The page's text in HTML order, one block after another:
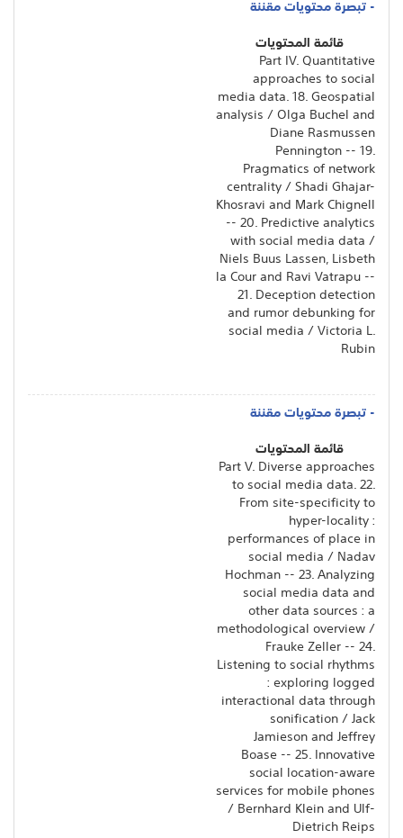
- تبصرة محتويات مقننة
قائمة المحتويات
Part IV. Quantitative
approaches to social
media data. 18. Geospatial
analysis / Olga Buchel and
Diane Rasmussen
Pennington -- 19.
Pragmatics of network
centrality / Shadi Ghajar-
Khosravi and Mark Chignell
-- 20. Predictive analytics
with social media data /
Niels Buus Lassen, Lisbeth
la Cour and Ravi Vatrapu --
21. Deception detection
and rumor debunking for
social media / Victoria L.
Rubin
- تبصرة محتويات مقننة
قائمة المحتويات
Part V. Diverse approaches
to social media data. 22.
From site-specificity to
hyper-locality :
performances of place in
social media / Nadav
Hochman -- 23. Analyzing
social media data and
other data sources : a
methodological overview /
Frauke Zeller -- 24.
Listening to social rhythms
: exploring logged
interactional data through
sonification / Jack
Jamieson and Jeffrey
Boase -- 25. Innovative
social location-aware
services for mobile phones
/ Bernhard Klein and Ulf-
Dietrich Reips